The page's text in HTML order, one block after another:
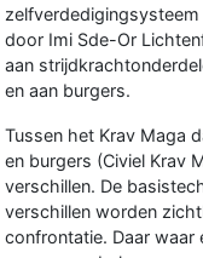
door Imi Sde-Or
aan
en aan burgers.
Tussen het Krav Maga
en burgers (Civiel Krav
verschillen. De
verschillen worden
confrontatie. Daar waar